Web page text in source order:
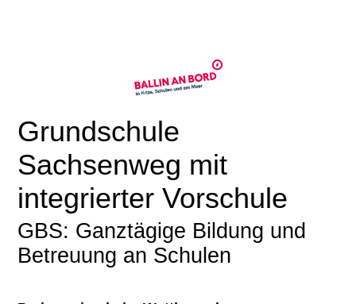
Grundschule
Sachsenweg mit
integrierter Vorschule
GBS: Ganztägige Bildung und
Betreuung an Schulen